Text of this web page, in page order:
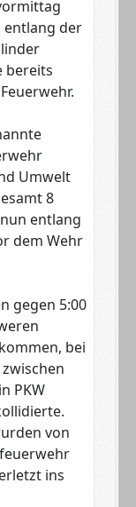
entlang der
bereits
Umwelt
8
entlang
dem Wehr
gegen 5:00
bei
PKW
von
ins